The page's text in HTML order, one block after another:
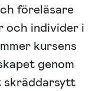
föreläsare
och individer i
kursens
genom
skräddarsytt